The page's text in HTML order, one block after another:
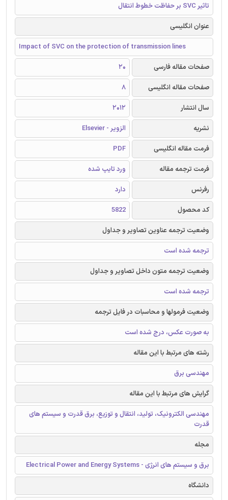
تاثیر SVC بر حفاظت خطوط انتقال
عنوان انگلیسی
Impact of SVC on the protection of transmission lines
صفحات مقاله فارسی
20
صفحات مقاله انگلیسی
8
سال انتشار
2012
نشریه
الزویر - Elsevier
فرمت مقاله انگلیسی
PDF
فرمت ترجمه مقاله
ورد تایپ شده
رفرنس
دارد
کد محصول
5822
وضعیت ترجمه عناوین تصاویر و جداول
ترجمه شده است
وضعیت ترجمه متون داخل تصاویر و جداول
ترجمه شده است
وضعیت فرمولها و محاسبات در فایل ترجمه
به صورت عکس، درج شده است
رشته های مرتبط با این مقاله
مهندسی برق
گرایش های مرتبط با این مقاله
مهندسی الکترونیک، تولید، انتقال و توزیع، برق قدرت و سیستم های
قدرت
مجله
برق و سیستم های انرژی - Electrical Power and Energy Systems
دانشگاه